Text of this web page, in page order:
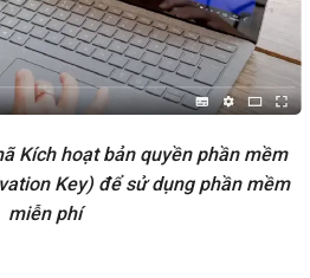
Kích hoạt bản quyền phần mềm
Key) để sử dụng phần mềm
miễn phí